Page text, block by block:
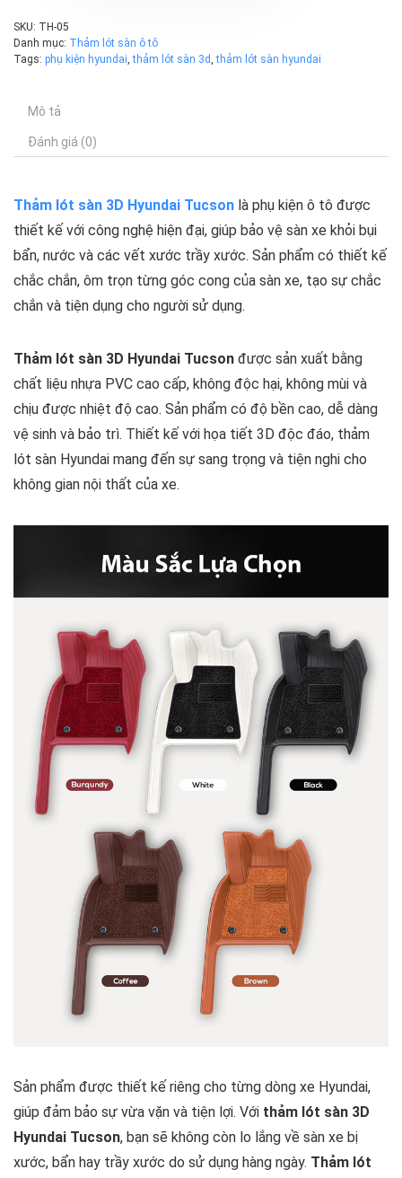
SKU: TH-05
Danh mục: Thảm lót sàn ô tô
Tags: phụ kiện hyundai,thảm lót sàn 3d,thảm lót sàn hyundai
Mô tả
Đánh giá (0)
Thảm lót sàn 3D Hyundai Tucson là phụ kiện ô tô được
thiết kế với công nghệ hiện đại, giúp bảo vệ sàn xe khỏi bụi
bẩn, nước và các vết xước trầy xước. Sản phẩm có thiết kế
chắc chắn, ôm trọn từng góc cong của sàn xe, tạo sự chắc
chắn và tiện dụng cho người sử dụng.
Thảm lót sàn 3D Hyundai Tucson được sản xuất bằng
chất liệu nhựa PVC cao cấp, không độc hại, không mùi và
chịu được nhiệt độ cao. Sản phẩm có độ bền cao, dễ dàng
vệ sinh và bảo trì. Thiết kế với họa tiết 3D độc đáo, thảm
lót sàn Hyundai mang đến sự sang trọng và tiện nghi cho
không gian nội thất của xe.
Sản phẩm được thiết kế riêng cho từng dòng xe Hyundai,
giúp đảm bảo sự vừa vặn và tiện lợi. Với thảm lót sàn 3D
Hyundai Tucson, bạn sẽ không còn lo lắng về sàn xe bị
xước, bẩn hay trầy xước do sử dụng hàng ngày. Thảm lót